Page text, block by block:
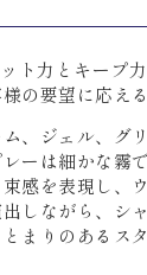
ト力とキープ
の要望に応え
、ジェル、グ
ーは細かな霧
感を表現し、
しながら、シ
まりのあるス